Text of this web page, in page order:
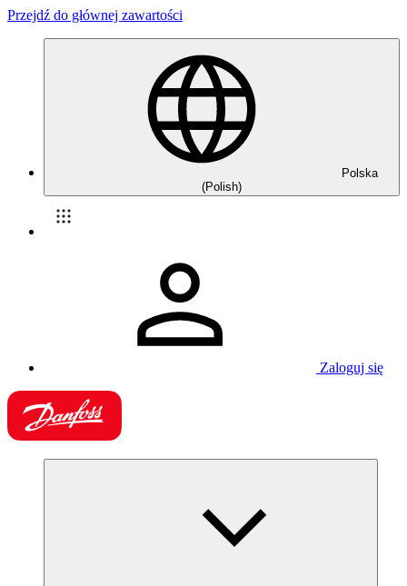
Przejdź do głównej zawartości
Polska
(Polish)
Zaloguj się